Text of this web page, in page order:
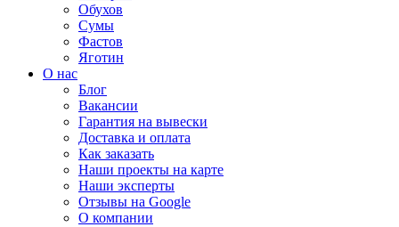
Обухов
Сумы
Фастов
Яготин
О нас
Блог
Вакансии
Гарантия на вывески
Доставка и оплата
Как заказать
Наши проекты на карте
Наши эксперты
Отзывы на Google
О компании